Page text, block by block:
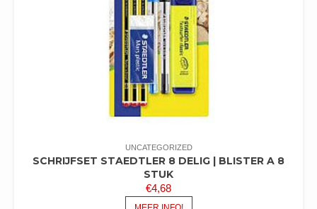
UNCATEGORIZED
SCHRIJFSET STAEDTLER 8 DELIG | BLISTER A 8
STUK
€4,68